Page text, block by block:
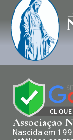
Associação
Nascida em